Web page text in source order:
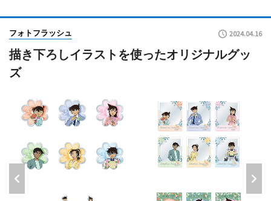
フォトフラッシュ 2024.04.16
描き下ろしイラストを使ったオリジナルグッ
ズ